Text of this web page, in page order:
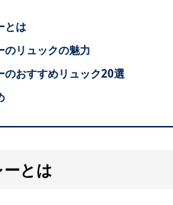
とは
のリュックの魅力
のおすすめリュック20選
ーとは